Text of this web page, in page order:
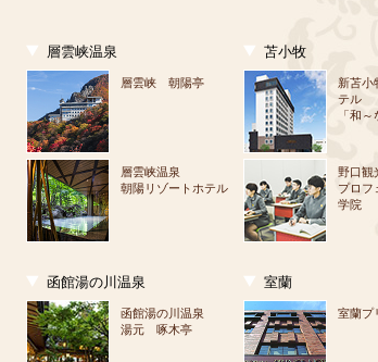
層雲峡温泉
層雲峡 朝陽亭
層雲峡温泉
朝陽リゾートホテル
函館湯の川温泉
函館湯の川温泉
湯元 啄木亭
苫小牧
新苫小
テル
「和～
野口観
プロフ
学院
室蘭
室蘭プ